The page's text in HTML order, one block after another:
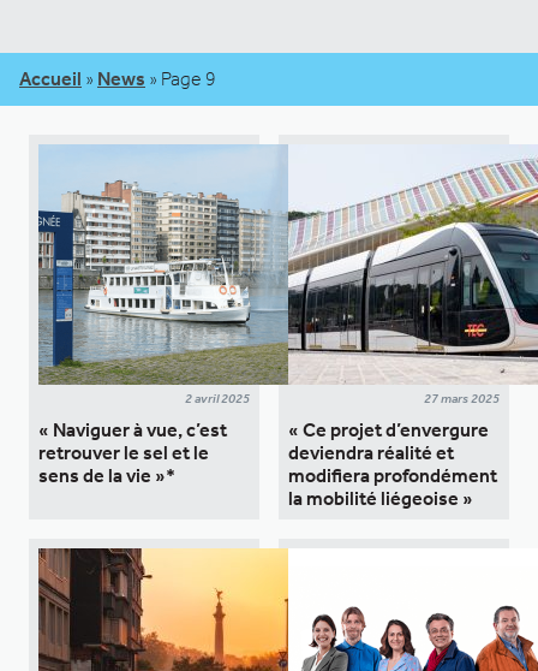
Accueil » News » Page 9
2 avril 2025
« Naviguer à vue, c’est
retrouver le sel et le
sens de la vie »*
27 mars 2025
« Ce projet d’envergure
deviendra réalité et
modifiera profondément
la mobilité liégeoise »